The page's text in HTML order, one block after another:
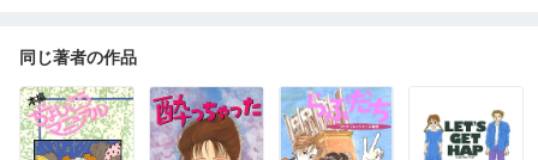
同じ著者の作品